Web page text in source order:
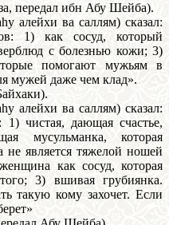
передал ибн Абу Шейба).
алейхи ва саллям) сказал:
1) как сосуд, который
с болезнью кожи; 3)
помогают мужьям в
мужей даже чем клад».
алейхи ва саллям) сказал:
чистая, дающая счастье,
мусульманка, которая
является тяжелой ношей
как сосуд, которая
3) вшивая грубиянка.
такую кому захочет. Если